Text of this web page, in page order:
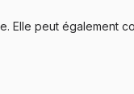
Elle peut également